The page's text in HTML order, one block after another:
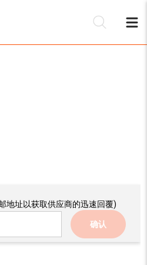
地址以获取供应商的迅速回覆)
确认